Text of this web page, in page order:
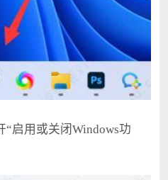
用或关闭Windows功